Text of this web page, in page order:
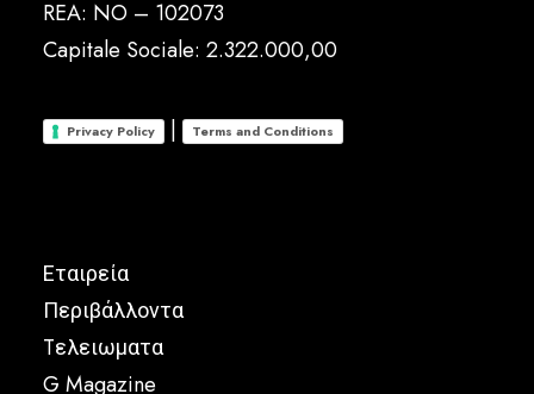
REA: NO – 102073
Capitale Sociale: 2.322.000,00
Privacy Policy | Terms and Conditions
Εταιρεία
Περιβάλλοντα
Tελειωματα
G Magazine